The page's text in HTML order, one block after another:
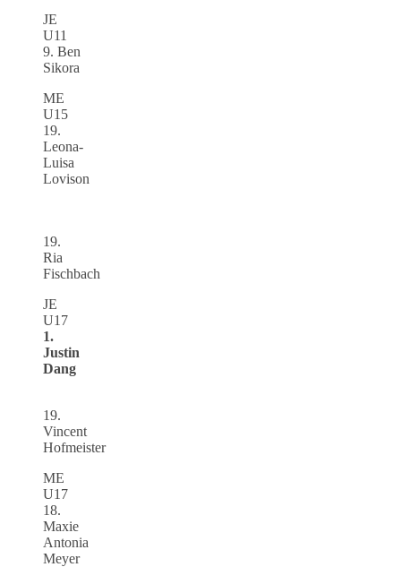
JE
U11
9. Ben
Sikora
ME
U15
19.
Leona-
Luisa
Lovison
19.
Ria
Fischbach
JE
U17
1.
Justin
Dang
19.
Vincent
Hofmeister
ME
U17
18.
Maxie
Antonia
Meyer